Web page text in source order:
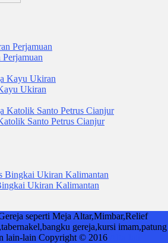
Ukiran
Santo Petrus Cianjur
Ukiran Kalimantan
seperti Meja Altar,Mimbar,Relief
gereja,kursi imam,patung
lain-lain Copyright © 2016